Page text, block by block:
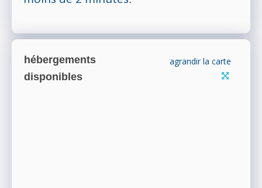
hébergements
disponibles
agrandir la carte